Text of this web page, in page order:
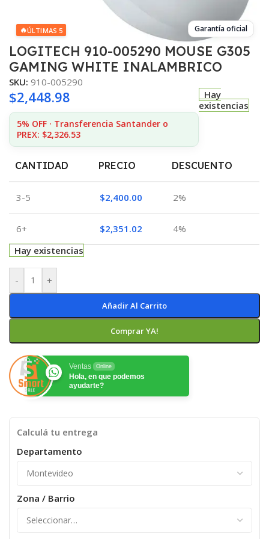
🔥ÚLTIMAS 5 Garantía oficial
LOGITECH 910-005290 MOUSE G305
GAMING WHITE INALAMBRICO
SKU: 910-005290
$2,448.98
5% OFF · Transferencia Santander o
PREX: $2,326.53
Hay
existencias
CANTIDAD PRECIO DESCUENTO
3-5 $2,400.00 2%
6+ $2,351.02
4%
Hay existencias
- +
Añadir Al Carrito
Comprar YA!
Ventas Online
Hola, en que podemos
ayudarte?
Calculá tu entrega
Departamento
Zona / Barrio